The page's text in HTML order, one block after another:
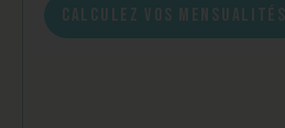
CALCULEZ VOS MENSUALITÉS